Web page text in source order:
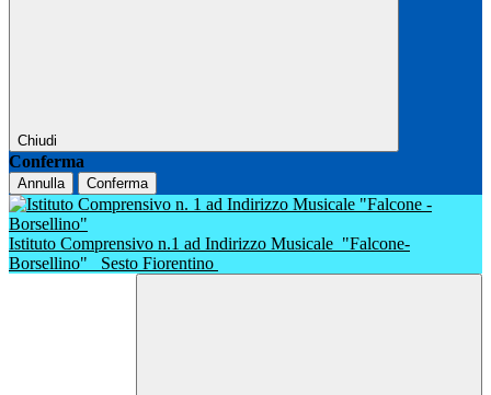
Chiudi
Conferma
Annulla Conferma
Istituto Comprensivo n.1 ad Indirizzo Musicale "Falcone-
Borsellino"
Sesto Fiorentino